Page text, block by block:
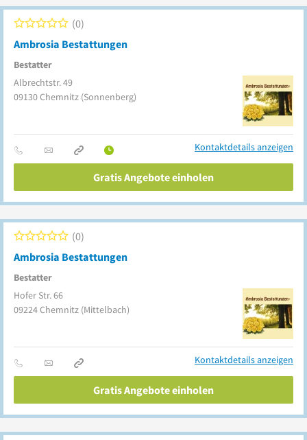
Ambrosia Bestattungen
Bestatter
0
Albrechtstr. 49
09130Chemnitz (Sonnenberg)
Kontaktdetails anzeigen
Gratis Angebote einholen
Ambrosia Bestattungen
Bestatter
0
Hofer Str. 66
09224Chemnitz (Mittelbach)
Kontaktdetails anzeigen
Gratis Angebote einholen